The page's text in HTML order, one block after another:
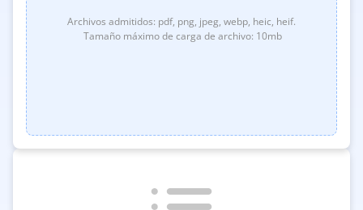
Archivos admitidos: pdf, png, jpeg, webp, heic, heif.
‎ Tamaño máximo de carga de archivo: 10mb